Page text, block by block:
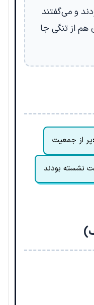
و می‌گفتند
هم از تنگی جا
پر از جمعیت
نشسته بودند